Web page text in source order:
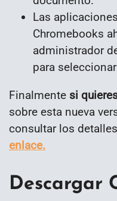
Las
Chromebooks
administrador
para
Finalmente si
sobre esta nueva
consultar los
enlace.
Descargar